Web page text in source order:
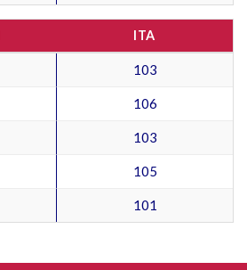
ITA
103
106
103
105
101